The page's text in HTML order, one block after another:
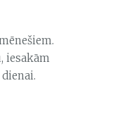
iesakām